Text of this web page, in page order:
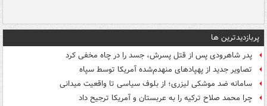
پربازدیدترین ها
پدر شاهرودی پس از قتل پسرش، جسد را در چاه مخفی کرد
تصاویر جدید از پهپادهای منهدم‌شده آمریکا توسط سپاه
سامانه ضد موشکی لیزری؛ از بلوف سیاسی تا واقعیت میدانی
چرا محمد صلاح ترکیه را به عربستان و آمریکا ترجیح داد